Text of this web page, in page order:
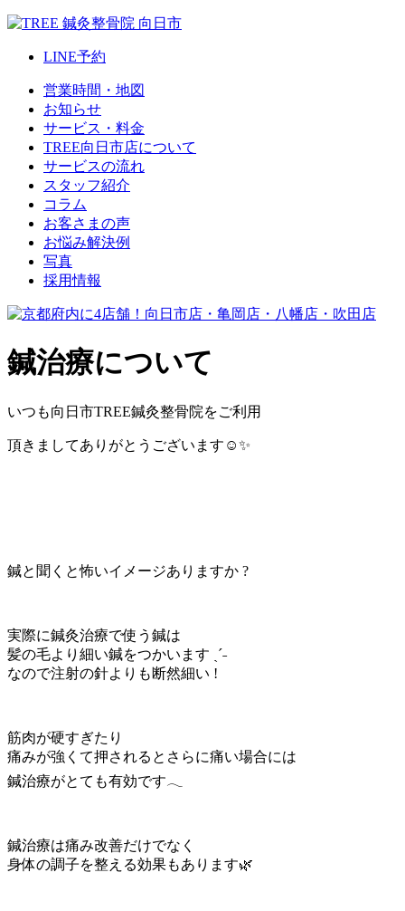
LINE予約
営業時間・地図
お知らせ
サービス・料金
TREE向日市店について
サービスの流れ
スタッフ紹介
コラム
お客さまの声
お悩み解決例
写真
採用情報
鍼治療について
いつも向日市TREE鍼灸整骨院をご利用
頂きましてありがとうございます☺️✨
鍼と聞くと怖いイメージありますか ?
実際に鍼灸治療で使う鍼は
髪の毛より細い鍼をつかいます ˎˊ˗
なので注射の針よりも断然細い !
筋肉が硬すぎたり
痛みが強くて押されるとさらに痛い場合には
鍼治療がとても有効です𓂃
鍼治療は痛み改善だけでなく
身体の調子を整える効果もあります🌿